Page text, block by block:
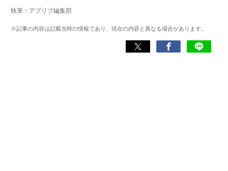
ゲームだけでも1,000本以上。ゲーム開発者を目指した経験
くして面白さを引き出し、人々に伝えるためゲームライタ
執筆：アプリブ編集部
※記事の内容は記載当時の情報であり、現在の内容と異なる場合があります。